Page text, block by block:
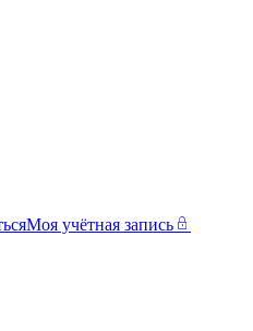
Моя учётная запись